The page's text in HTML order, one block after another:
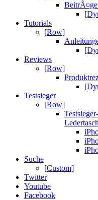
Tutorials
[Row]
Reviews
[Row]
Testsieger
[Row]
Suche
[Custom]
Twitter
Youtube
Facebook